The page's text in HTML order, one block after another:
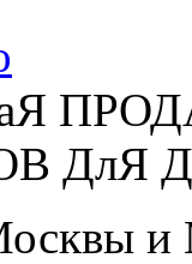
ДлЯ